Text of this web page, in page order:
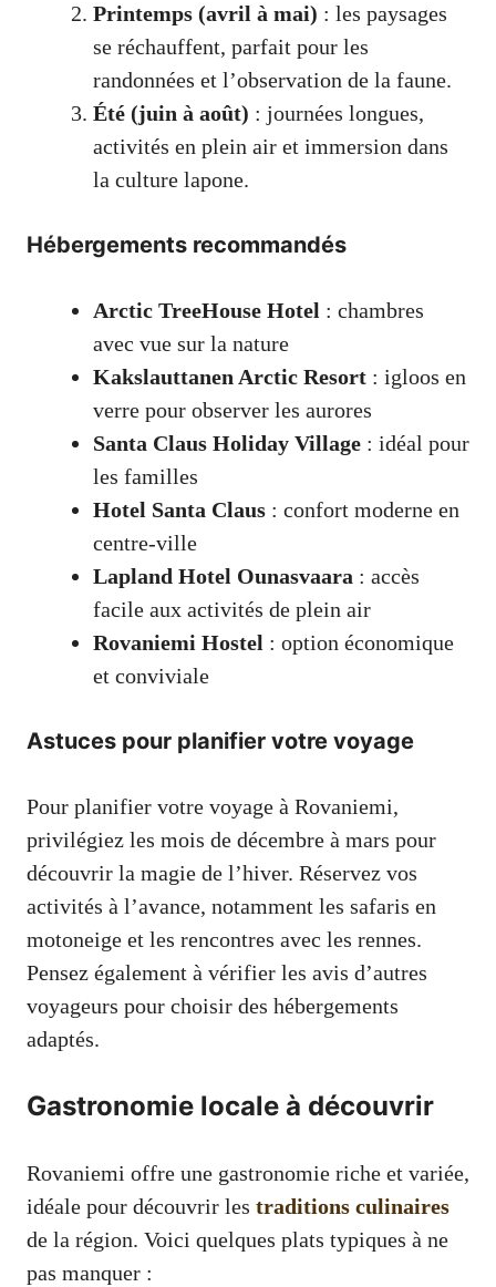
Printemps (avril à mai) : les paysages
se réchauffent, parfait pour les
randonnées et l’observation de la faune.
Été (juin à août) : journées longues,
activités en plein air et immersion dans
la culture lapone.
Hébergements recommandés
Arctic TreeHouse Hotel : chambres
avec vue sur la nature
Kakslauttanen Arctic Resort : igloos en
verre pour observer les aurores
Santa Claus Holiday Village : idéal pour
les familles
Hotel Santa Claus : confort moderne en
centre-ville
Lapland Hotel Ounasvaara : accès
facile aux activités de plein air
Rovaniemi Hostel : option économique
et conviviale
Astuces pour planifier votre voyage
Pour planifier votre voyage à Rovaniemi,
privilégiez les mois de décembre à mars pour
découvrir la magie de l’hiver. Réservez vos
activités à l’avance, notamment les safaris en
motoneige et les rencontres avec les rennes.
Pensez également à vérifier les avis d’autres
voyageurs pour choisir des hébergements
adaptés.
Gastronomie locale à découvrir
Rovaniemi offre une gastronomie riche et variée,
idéale pour découvrir les traditions culinaires
de la région. Voici quelques plats typiques à ne
pas manquer :